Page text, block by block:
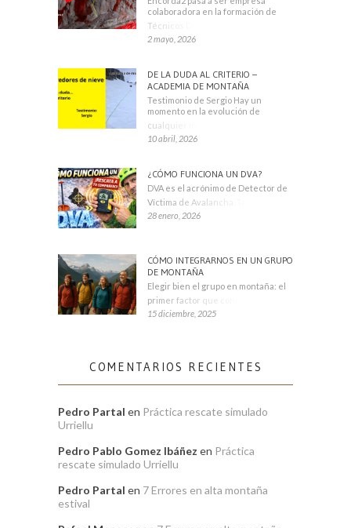
colaboradora en la formación de
Técnicos Deportivos
2 mayo, 2026
DE LA DUDA AL CRITERIO –
ACADEMIA DE MONTAÑA
Testimonio de Sergio Hay un
momento en la evolución de
cualquier montañero
10 abril, 2026
¿CÓMO FUNCIONA UN DVA?
DVA es el acrónimo de Detector de
Víctima de Avalancha. También se
28 enero, 2026
CÓMO INTEGRARNOS EN UN GRUPO
DE MONTAÑA
Elegir bien el grupo en montaña: el
primer factor que condiciona tu
15 diciembre, 2025
COMENTARIOS RECIENTES
Pedro Partal en Práctica rescate simulado
Urriellu
Pedro Pablo Gomez Ibáñez en Práctica
rescate simulado Urriellu
Pedro Partal en 7 Errores en alta montaña
estival